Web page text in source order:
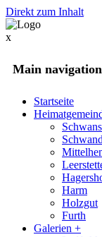
Direkt zum Inhalt
x
Main navigation
Startseite
Schwand
Harm
Holzgut
Furth
Galerien +